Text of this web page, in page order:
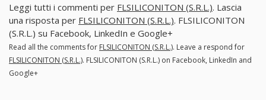
Leggi tutti i commenti per FLSILICONITON (S.R.L.). Lascia
una risposta per FLSILICONITON (S.R.L.). FLSILICONITON
(S.R.L.) su Facebook, LinkedIn e Google+
Read all the comments for FLSILICONITON (S.R.L.). Leave a respond for
FLSILICONITON (S.R.L.). FLSILICONITON (S.R.L.) on Facebook, LinkedIn and
Google+